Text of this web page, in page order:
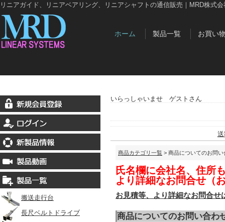
リニアガイド、リニアベアリング、リニアシャフトの通信販売｜MRD株式会
ホーム 製品一覧 お買い
搬送走行台
長尺ベルトドライブ
いらっしゃいませ ゲストさん
商品カテゴリ一覧 > 商品についてのお問い
氏名欄に会社名、住所
より詳細なお問合せ（
お見積等、より詳細なお問合せ
商品についてのお問い合わ